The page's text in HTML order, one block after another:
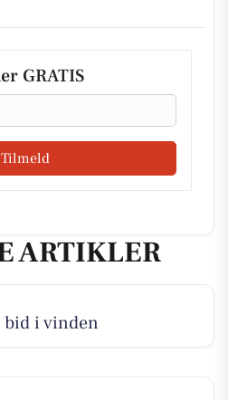
GRATIS
Tilmeld
ARTIKLER
i vinden